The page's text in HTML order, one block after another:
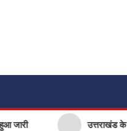
उत्तराखंड के सबसे